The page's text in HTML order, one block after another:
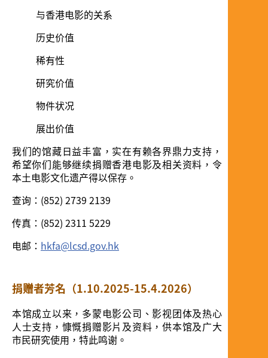
与香港电影的关系
历史价值
稀有性
研究价值
物件状况
展出价值
我们的馆藏日益丰富，实在有赖各界鼎力支持，
希望你们能够继续捐赠香港电影及相关资料，令
本土电影文化遗产得以保存。
查询：(852) 2739 2139
传真：(852) 2311 5229
电邮： hkfa@lcsd.gov.hk
捐赠者芳名（1.10.2025-15.4.2026）
本馆成立以来，多蒙电影公司、影视团体及热心
人士支持，慷慨捐赠影片及资料，供本馆及广大
市民研究使用，特此鸣谢。